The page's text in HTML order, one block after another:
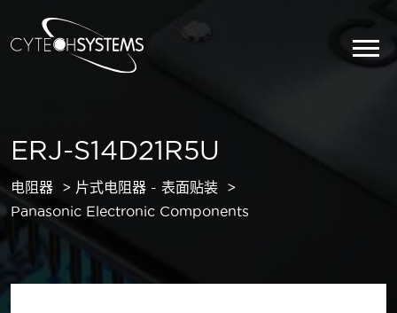
ERJ-S14D21R5U
电阻器
片式电阻器 - 表面贴装
Panasonic Electronic Components